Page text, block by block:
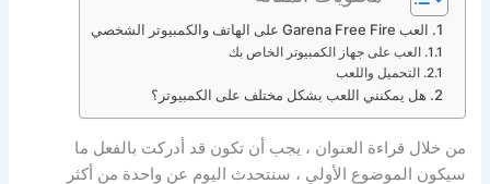
العب Garena Free Fire على الهاتف والكمبيوتر الشخصي
العب على جهاز الكمبيوتر الخاص بك
التحميل واللعب
هل يمكنني اللعب بشكل مختلف على الكمبيوتر؟
من خلال قراءة العنوان ، يجب أن تكون قد أدركت بالفعل ما
سيكون الموضوع الأولي ، سنتحدث اليوم عن واحدة من أكثر